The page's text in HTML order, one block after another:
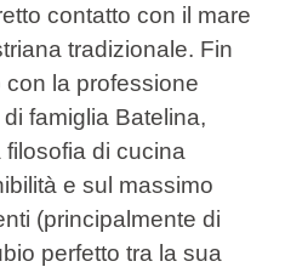
contatto con il mare
tradizionale. Fin
la professione
famiglia Batelina,
di cucina
e sul massimo
(principalmente di
perfetto tra la sua